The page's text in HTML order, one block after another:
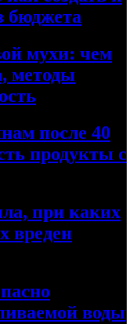
бюджета
мухи: чем
методы
после 40
продукты с
при каких
вреден
воды